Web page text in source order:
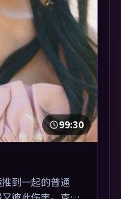
99:30
到一起的普通